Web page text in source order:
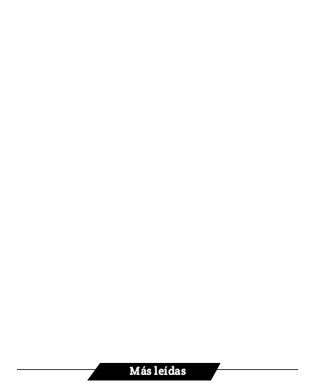
Más leídas